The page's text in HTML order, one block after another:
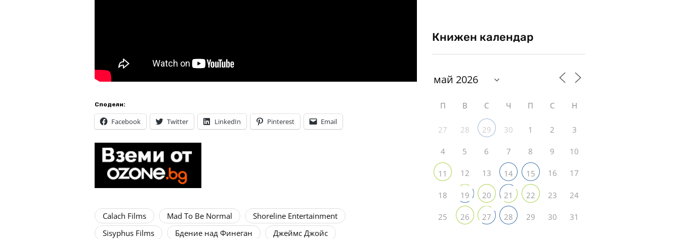
Сподели:
Facebook Twitter LinkedIn Pinterest Email
Calach Films Mad To Be Normal
Shoreline Entertainment
Sisyphus Films
Бдение над Финеган
Джеймс Джойс
Книжен календар
П В С Ч П С Н
27 28 29 30 1 2 3
4 5 6 7 8 9 10
11 12 13 14 15 16 17
18 19 20 21 22 23 24
25 26 27 28 29 30 31